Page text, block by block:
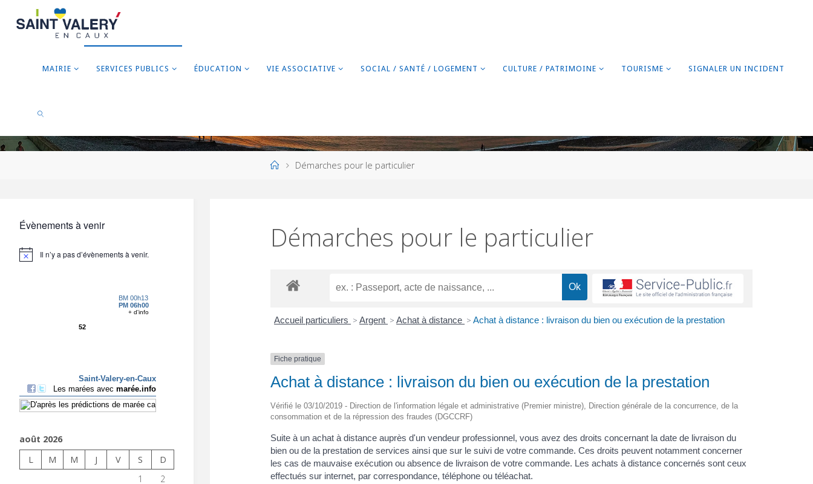
MAIRIE SERVICES PUBLICS ÉDUCATION VIE ASSOCIATIVE SOCIAL / SANTÉ / LOGEMENT CULTURE / PATRIMOINE TOURISME SIGNALER UN INCIDENT
HomeDémarches pour le particulier
Démarches pour le particulier
Accueil particuliers > Argent > Achat à distance > Achat à distance : livraison du bien ou exécution de la prestation
Fiche pratique
Achat à distance : livraison du bien ou exécution de la prestation
Vérifié le 03/10/2019 - Direction de l'information légale et administrative (Premier ministre), Direction générale de la concurrence, de la
consommation et de la répression des fraudes (DGCCRF)
Suite à un achat à distance auprès d'un vendeur professionnel, vous avez des droits concernant la date de livraison du
bien ou de la prestation de services ainsi que sur le suivi de votre commande. Ces droits peuvent notamment concerner
les cas de mauvaise exécution ou absence de livraison de votre commande. Les achats à distance concernés sont ceux
effectués sur internet, par correspondance, téléphone ou téléachat.
Évènements à venir
Il n’y a pas d’évènements à venir.
août 2026
L
M M J V S
D
1
2